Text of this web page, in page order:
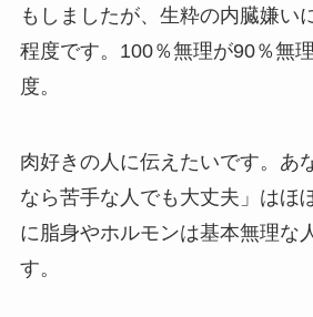
もしましたが、生粋の内臓嫌い
程度です。100％無理が90％無
度。
肉好きの人に伝えたいです。あ
なら苦手な人でも大丈夫」はほ
に脂身やホルモンは基本無理な
す。